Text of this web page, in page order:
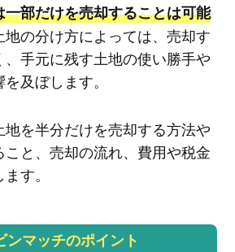
部だけを売却することは可能
の分け方によっては、売却す
、手元に残す土地の使い勝手や
及ぼします。
地を半分だけを売却する方法や
と、売却の流れ、費用や税金
す。
ンマッチのポイント